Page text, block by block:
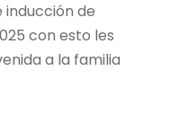
inducción de
con esto les
a la familia